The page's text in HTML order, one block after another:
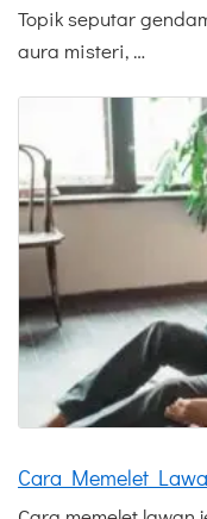
Topik seputar
aura misteri, …
Cara Memelet